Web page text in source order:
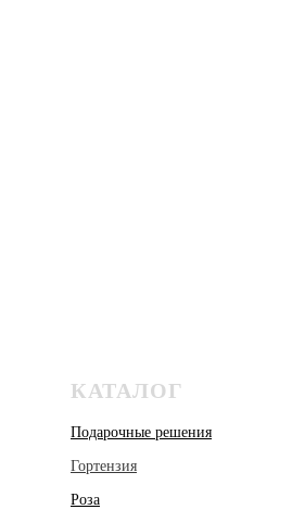
КАТАЛОГ
Подарочные решения
Гортензия
Роза